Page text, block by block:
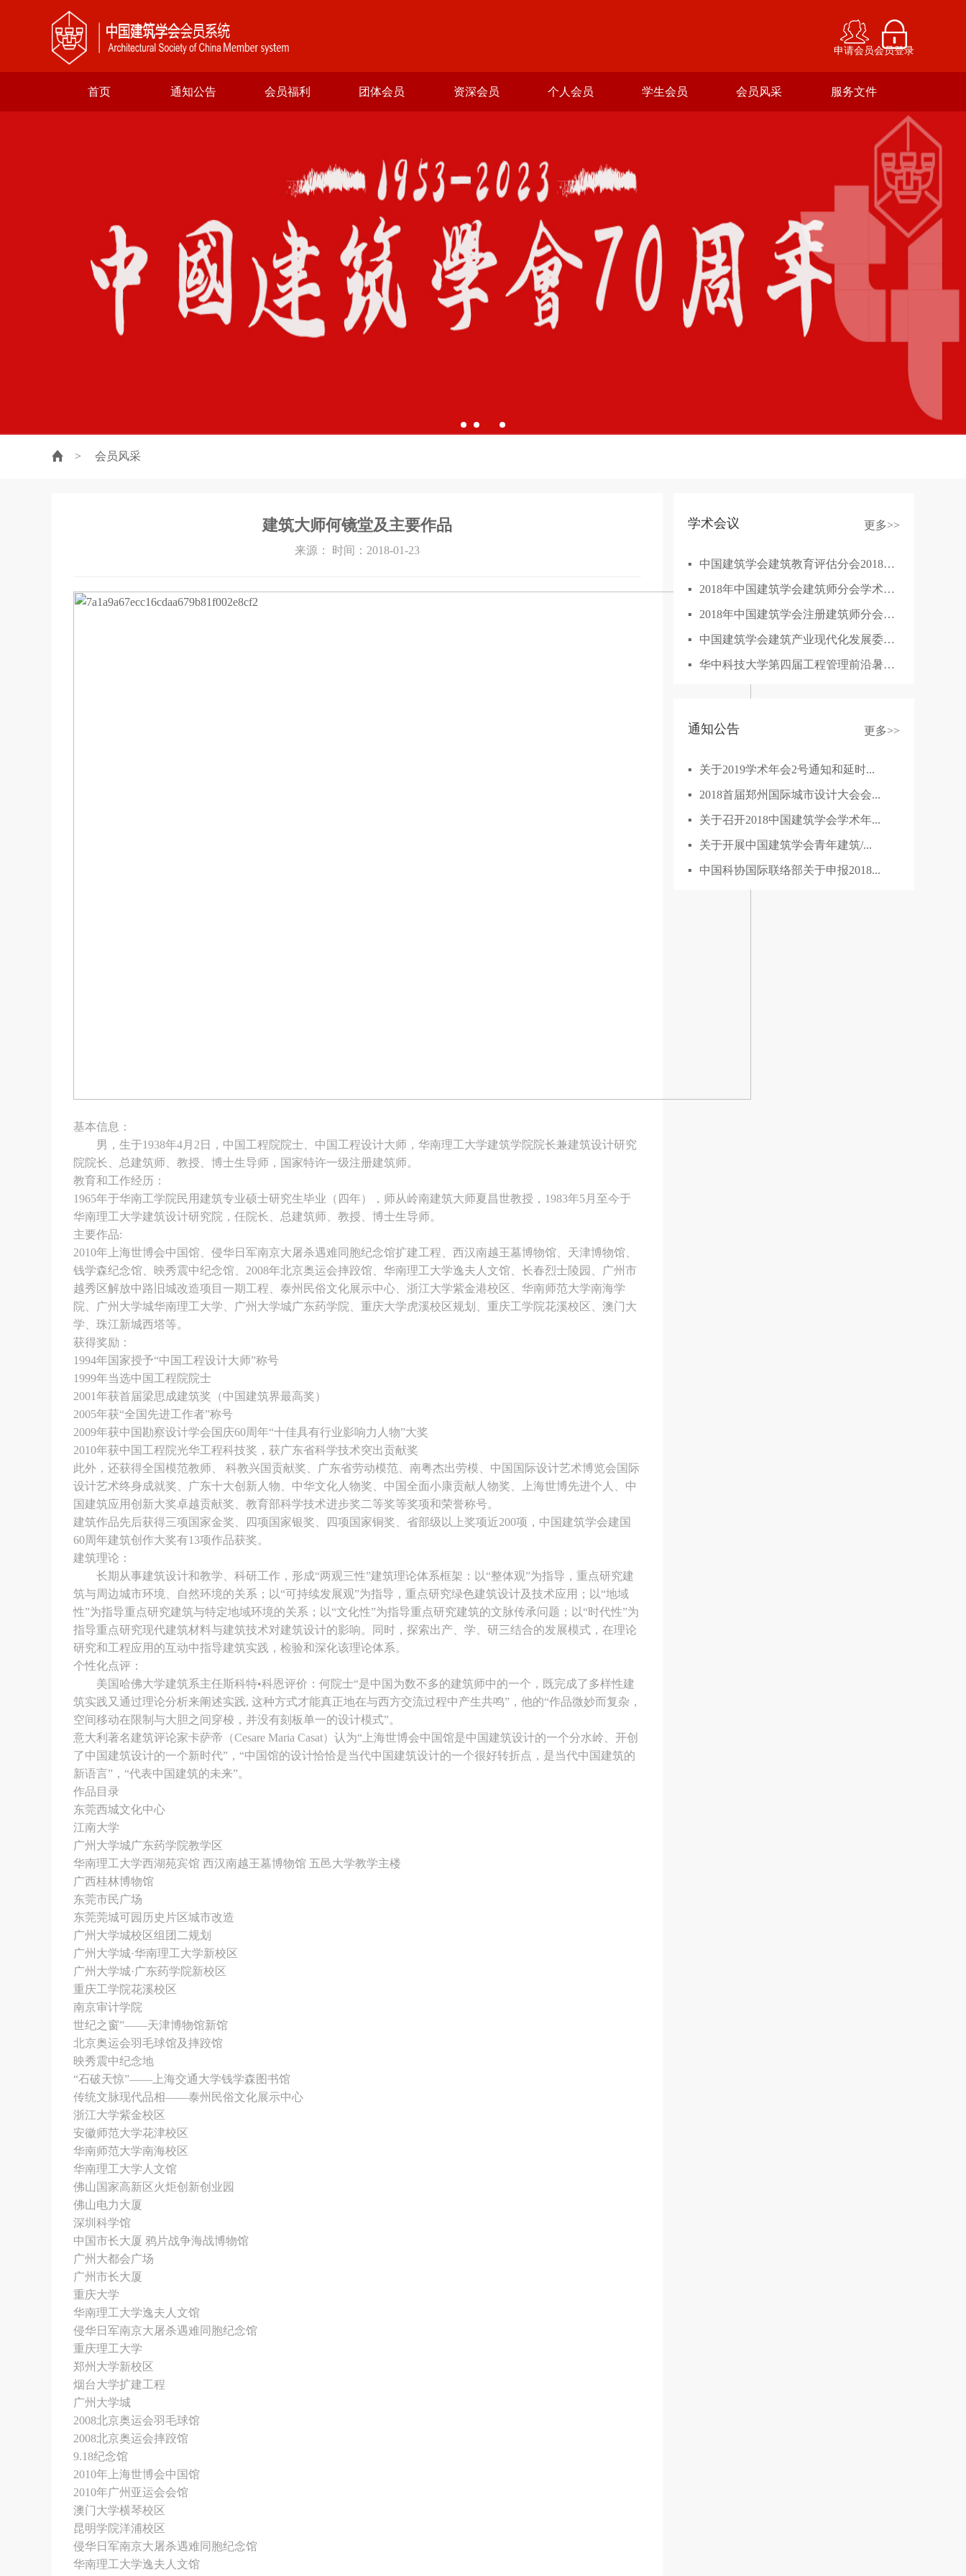
会员登录
申请会员
首页 通知公告 会员福利 团体会员 资深会员 个人会员 学生会员 会员风采 服务文件
> 会员风采
建筑大师何镜堂及主要作品
来源： 时间：2018-01-23
基本信息：
男，生于1938年4月2日，中国工程院院士、中国工程设计大师，华南理工大学建筑学院院长兼建筑设计研究
院院长、总建筑师、教授、博士生导师，国家特许一级注册建筑师。
教育和工作经历：
1965年于华南工学院民用建筑专业硕士研究生毕业（四年），师从岭南建筑大师夏昌世教授，1983年5月至今于
华南理工大学建筑设计研究院，任院长、总建筑师、教授、博士生导师。
主要作品:
2010年上海世博会中国馆、侵华日军南京大屠杀遇难同胞纪念馆扩建工程、西汉南越王墓博物馆、天津博物馆、
钱学森纪念馆、映秀震中纪念馆、2008年北京奥运会摔跤馆、华南理工大学逸夫人文馆、长春烈士陵园、广州市
越秀区解放中路旧城改造项目一期工程、泰州民俗文化展示中心、浙江大学紫金港校区、华南师范大学南海学
院、广州大学城华南理工大学、广州大学城广东药学院、重庆大学虎溪校区规划、重庆工学院花溪校区、澳门大
学、珠江新城西塔等。
获得奖励：
1994年国家授予“中国工程设计大师”称号
1999年当选中国工程院院士
2001年获首届梁思成建筑奖（中国建筑界最高奖）
2005年获“全国先进工作者”称号
2009年获中国勘察设计学会国庆60周年“十佳具有行业影响力人物”大奖
2010年获中国工程院光华工程科技奖，获广东省科学技术突出贡献奖
此外，还获得全国模范教师、 科教兴国贡献奖、广东省劳动模范、南粤杰出劳模、中国国际设计艺术博览会国际
设计艺术终身成就奖、广东十大创新人物、中华文化人物奖、中国全面小康贡献人物奖、上海世博先进个人、中
国建筑应用创新大奖卓越贡献奖、教育部科学技术进步奖二等奖等奖项和荣誉称号。
建筑作品先后获得三项国家金奖、四项国家银奖、四项国家铜奖、省部级以上奖项近200项，中国建筑学会建国
60周年建筑创作大奖有13项作品获奖。
建筑理论：
长期从事建筑设计和教学、科研工作，形成“两观三性”建筑理论体系框架：以“整体观”为指导，重点研究建
筑与周边城市环境、自然环境的关系；以“可持续发展观”为指导，重点研究绿色建筑设计及技术应用；以“地域
性”为指导重点研究建筑与特定地域环境的关系；以“文化性”为指导重点研究建筑的文脉传承问题；以“时代性”为
指导重点研究现代建筑材料与建筑技术对建筑设计的影响。同时，探索出产、学、研三结合的发展模式，在理论
研究和工程应用的互动中指导建筑实践，检验和深化该理论体系。
个性化点评：
美国哈佛大学建筑系主任斯科特•科恩评价：何院士“是中国为数不多的建筑师中的一个，既完成了多样性建
筑实践又通过理论分析来阐述实践, 这种方式才能真正地在与西方交流过程中产生共鸣”，他的“作品微妙而复杂，
空间移动在限制与大胆之间穿梭，并没有刻板单一的设计模式”。
意大利著名建筑评论家卡萨帝（Cesare Maria Casat）认为“上海世博会中国馆是中国建筑设计的一个分水岭、开创
了中国建筑设计的一个新时代”，“中国馆的设计恰恰是当代中国建筑设计的一个很好转折点，是当代中国建筑的
新语言”，“代表中国建筑的未来”。
作品目录
东莞西城文化中心
江南大学
广州大学城广东药学院教学区
华南理工大学西湖苑宾馆 西汉南越王墓博物馆 五邑大学教学主楼
广西桂林博物馆
东莞市民广场
东莞莞城可园历史片区城市改造
广州大学城校区组团二规划
广州大学城·华南理工大学新校区
广州大学城·广东药学院新校区
重庆工学院花溪校区
南京审计学院
世纪之窗”——天津博物馆新馆
北京奥运会羽毛球馆及摔跤馆
映秀震中纪念地
“石破天惊”——上海交通大学钱学森图书馆
传统文脉现代品相——泰州民俗文化展示中心
浙江大学紫金校区
安徽师范大学花津校区
华南师范大学南海校区
华南理工大学人文馆
佛山国家高新区火炬创新创业园
佛山电力大厦
深圳科学馆
中国市长大厦 鸦片战争海战博物馆
广州大都会广场
广州市长大厦
重庆大学
华南理工大学逸夫人文馆
侵华日军南京大屠杀遇难同胞纪念馆
重庆理工大学
郑州大学新校区
烟台大学扩建工程
广州大学城
2008北京奥运会羽毛球馆
2008北京奥运会摔跤馆
9.18纪念馆
2010年上海世博会中国馆
2010年广州亚运会会馆
澳门大学横琴校区
昆明学院洋浦校区
侵华日军南京大屠杀遇难同胞纪念馆
华南理工大学逸夫人文馆
学术会议 更多>>
▪ 中国建筑学会建筑教育评估分会2018年年会
▪ 2018年中国建筑学会建筑师分会学术年会
▪ 2018年中国建筑学会注册建筑师分会成立大会...
▪ 中国建筑学会建筑产业现代化发展委员会学术...
▪ 华中科技大学第四届工程管理前沿暑期学校
通知公告 更多>>
▪ 关于2019学术年会2号通知和延时...
▪ 2018首届郑州国际城市设计大会会...
▪ 关于召开2018中国建筑学会学术年...
▪ 关于开展中国建筑学会青年建筑/...
▪ 中国科协国际联络部关于申报2018...